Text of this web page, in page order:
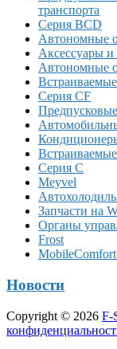
транспорта
Серия BCD
Автономные
Аксессуары и
Автономные
Серия CF
Серия C
Meyvel
Запчасти на
Органы
Frost
MobileComfort
Новости
Copyright © 2026 F-